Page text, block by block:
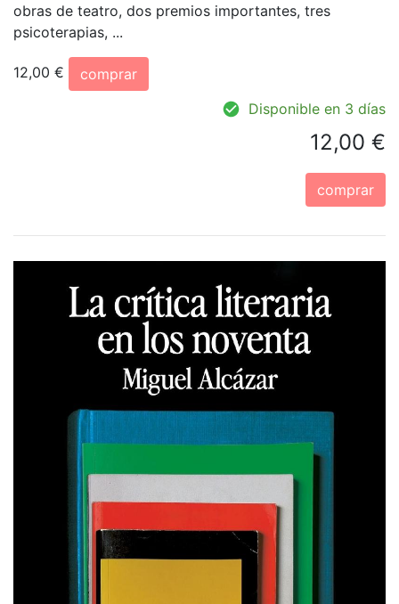
obras de teatro, dos premios importantes, tres
psicoterapias, ...
12,00 €
comprar
Disponible en 3 días
12,00 €
comprar